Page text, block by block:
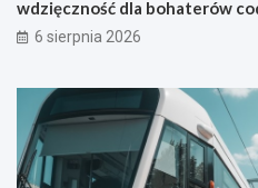
wdzięczność dla bohaterów
6 sierpnia 2026